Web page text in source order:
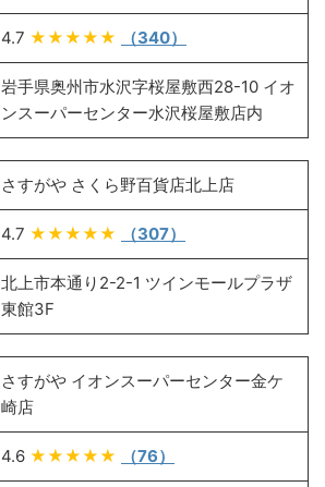
4.7 ★★★★★ （340）
岩手県奥州市水沢字桜屋敷西28-10 イオ
ンスーパーセンター水沢桜屋敷店内
さすがや さくら野百貨店北上店
4.7 ★★★★★ （307）
北上市本通り2-2-1 ツインモールプラザ
東館3F
さすがや イオンスーパーセンター金ケ
崎店
4.6 ★★★★★ （76）